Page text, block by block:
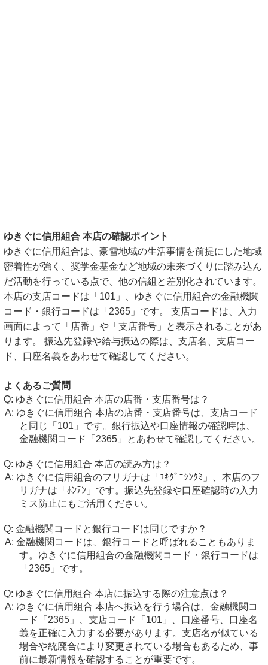
ゆきぐに信用組合 本店の確認ポイント
ゆきぐに信用組合は、豪雪地域の生活事情を前提にした地域
密着性が強く、奨学金基金など地域の未来づくりに踏み込ん
だ活動を行っている点で、他の信組と差別化されています。
本店の支店コードは「101」、ゆきぐに信用組合の金融機関
コード・銀行コードは「2365」です。 支店コードは、入力
画面によって「店番」や「支店番号」と表示されることがあ
ります。 振込先登録や給与振込の際は、支店名、支店コー
ド、口座名義をあわせて確認してください。
よくあるご質問
ゆきぐに信用組合 本店の店番・支店番号は？
ゆきぐに信用組合 本店の店番・支店番号は、支店コード
と同じ「101」です。銀行振込や口座情報の確認時は、
金融機関コード「2365」とあわせて確認してください。
ゆきぐに信用組合 本店の読み方は？
ゆきぐに信用組合のフリガナは「ﾕｷｸﾞﾆｼﾝｸﾐ」、本店のフ
リガナは「ﾎﾝﾃﾝ」です。振込先登録や口座確認時の入力
ミス防止にもご活用ください。
金融機関コードと銀行コードは同じですか？
金融機関コードは、銀行コードと呼ばれることもありま
す。ゆきぐに信用組合の金融機関コード・銀行コードは
「2365」です。
ゆきぐに信用組合 本店に振込する際の注意点は？
ゆきぐに信用組合 本店へ振込を行う場合は、金融機関コ
ード「2365」、支店コード「101」、口座番号、口座名
義を正確に入力する必要があります。支店名が似ている
場合や統廃合により変更されている場合もあるため、事
前に最新情報を確認することが重要です。